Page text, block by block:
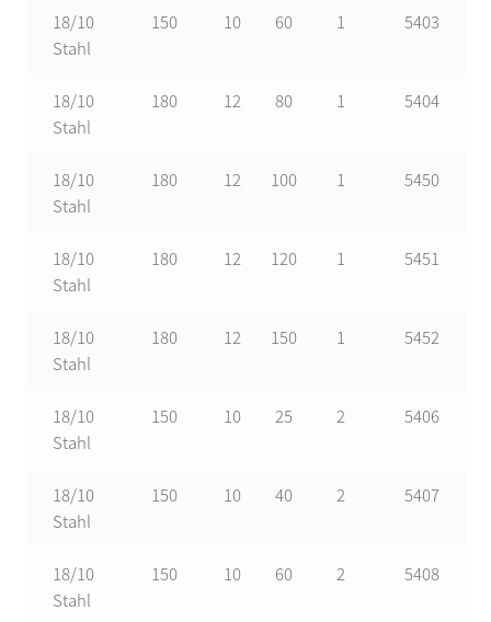
18/10
Stahl
150 10 60 1 5403
18/10
Stahl
180 12 80 1 5404
18/10
Stahl
180 12 100 1 5450
18/10
Stahl
180 12 120 1 5451
18/10
Stahl
180 12 150 1 5452
18/10
Stahl
150 10 25 2 5406
18/10
Stahl
150 10 40 2 5407
18/10
Stahl
150 10 60 2 5408